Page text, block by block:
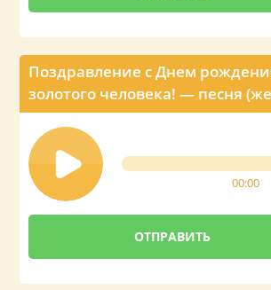
Поздравление с Днем
золотого человека! — песня
00:00
ОТПРАВИТЬ